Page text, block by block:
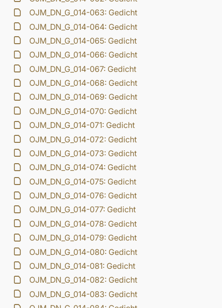
OJM_DN_G_014-063: Gedicht
OJM_DN_G_014-064: Gedicht
OJM_DN_G_014-065: Gedicht
OJM_DN_G_014-066: Gedicht
OJM_DN_G_014-067: Gedicht
OJM_DN_G_014-068: Gedicht
OJM_DN_G_014-069: Gedicht
OJM_DN_G_014-070: Gedicht
OJM_DN_G_014-071: Gedicht
OJM_DN_G_014-072: Gedicht
OJM_DN_G_014-073: Gedicht
OJM_DN_G_014-074: Gedicht
OJM_DN_G_014-075: Gedicht
OJM_DN_G_014-076: Gedicht
OJM_DN_G_014-077: Gedicht
OJM_DN_G_014-078: Gedicht
OJM_DN_G_014-079: Gedicht
OJM_DN_G_014-080: Gedicht
OJM_DN_G_014-081: Gedicht
OJM_DN_G_014-082: Gedicht
OJM_DN_G_014-083: Gedicht